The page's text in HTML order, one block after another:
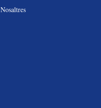
Nosaltres